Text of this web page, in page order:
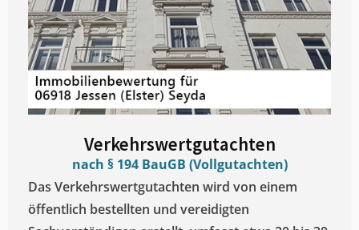
Verkehrswertgutachten
nach § 194 BauGB (Vollgutachten)
Das Verkehrswertgutachten wird von einem
öffentlich bestellten und vereidigten